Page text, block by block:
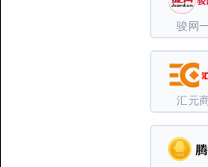
骏网
汇元